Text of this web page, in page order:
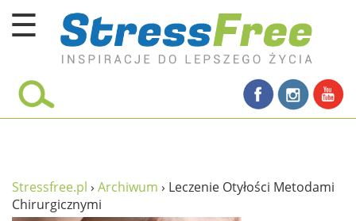
☰
Kursy online
umysł
proste życie
Stressfree.pl › Archiwum › Leczenie Otyłości Metodami
Chirurgicznymi